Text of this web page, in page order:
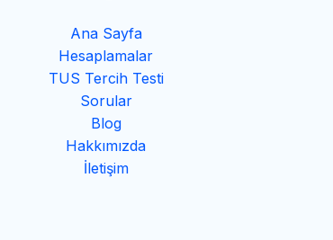
Ana Sayfa
Hesaplamalar
TUS Tercih Testi
Sorular
Blog
Hakkımızda
İletişim